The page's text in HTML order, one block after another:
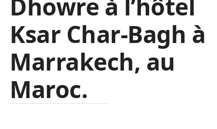
Dhowre à l’hôtel
Ksar Char-Bagh à
Marrakech, au
Maroc.